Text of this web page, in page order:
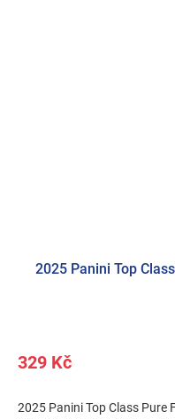
2025 Panini Top
329 Kč
2025 Panini Top Class Pure